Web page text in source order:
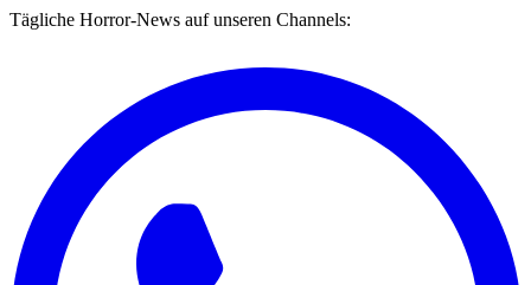
Tägliche Horror-News auf unseren Channels: